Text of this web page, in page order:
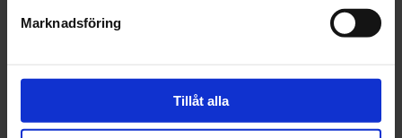
Marknadsföring
Tillåt alla